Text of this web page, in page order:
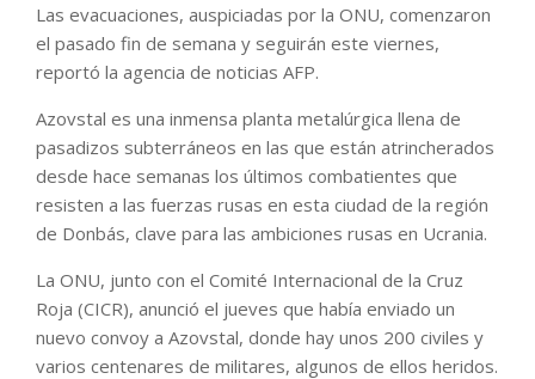
Las evacuaciones, auspiciadas por la ONU, comenzaron
el pasado fin de semana y seguirán este viernes,
reportó la agencia de noticias AFP.
Azovstal es una inmensa planta metalúrgica llena de
pasadizos subterráneos en las que están atrincherados
desde hace semanas los últimos combatientes que
resisten a las fuerzas rusas en esta ciudad de la región
de Donbás, clave para las ambiciones rusas en Ucrania.
La ONU, junto con el Comité Internacional de la Cruz
Roja (CICR), anunció el jueves que había enviado un
nuevo convoy a Azovstal, donde hay unos 200 civiles y
varios centenares de militares, algunos de ellos heridos.